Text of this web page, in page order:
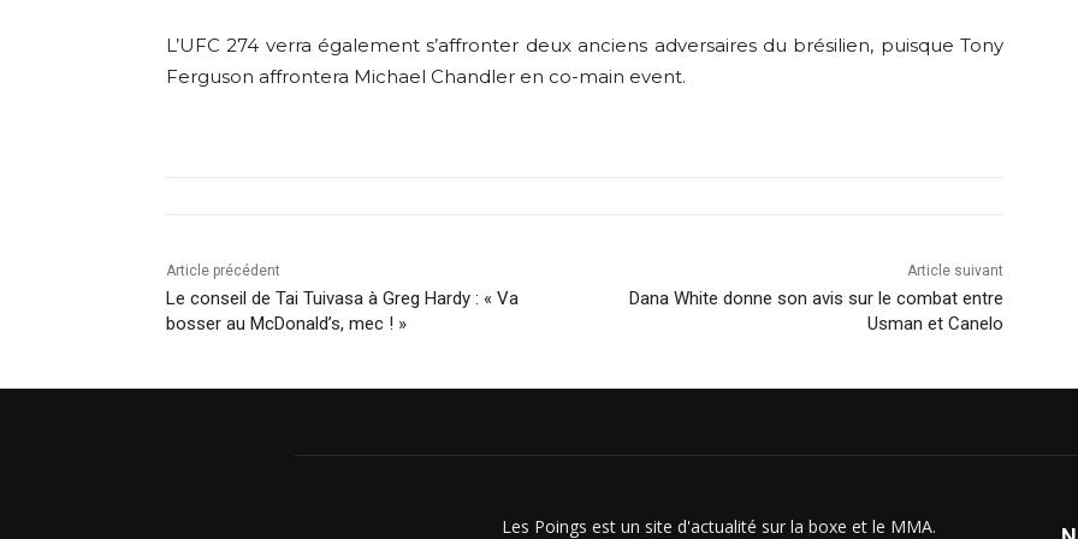
L’UFC 274 verra également s’affronter deux anciens adversaires du brésilien, puisque Tony
Ferguson affrontera Michael Chandler en co-main event.
Article précédent
Le conseil de Tai Tuivasa à Greg Hardy : « Va
bosser au McDonald’s, mec ! »
Article suivant
Dana White donne son avis sur le combat entre
Usman et Canelo
Les Poings est un site d'actualité sur la boxe et le MMA.